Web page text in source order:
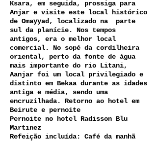
Ksara, em seguida, prossiga para
Anjar e visite este local histórico
de Omayyad, localizado na parte
sul da planície. Nos tempos
antigos, era o melhor local
comercial. No sopé da cordilheira
oriental, perto da fonte de água
mais importante do rio Litani,
Aanjar foi um local privilegiado e
distinto em Bekaa durante as idades
antiga e média, sendo uma
encruzilhada. Retorno ao hotel em
Beirute e pernoite
Pernoite no hotel Radisson Blu
Martinez
Refeição incluída: Café da manhã